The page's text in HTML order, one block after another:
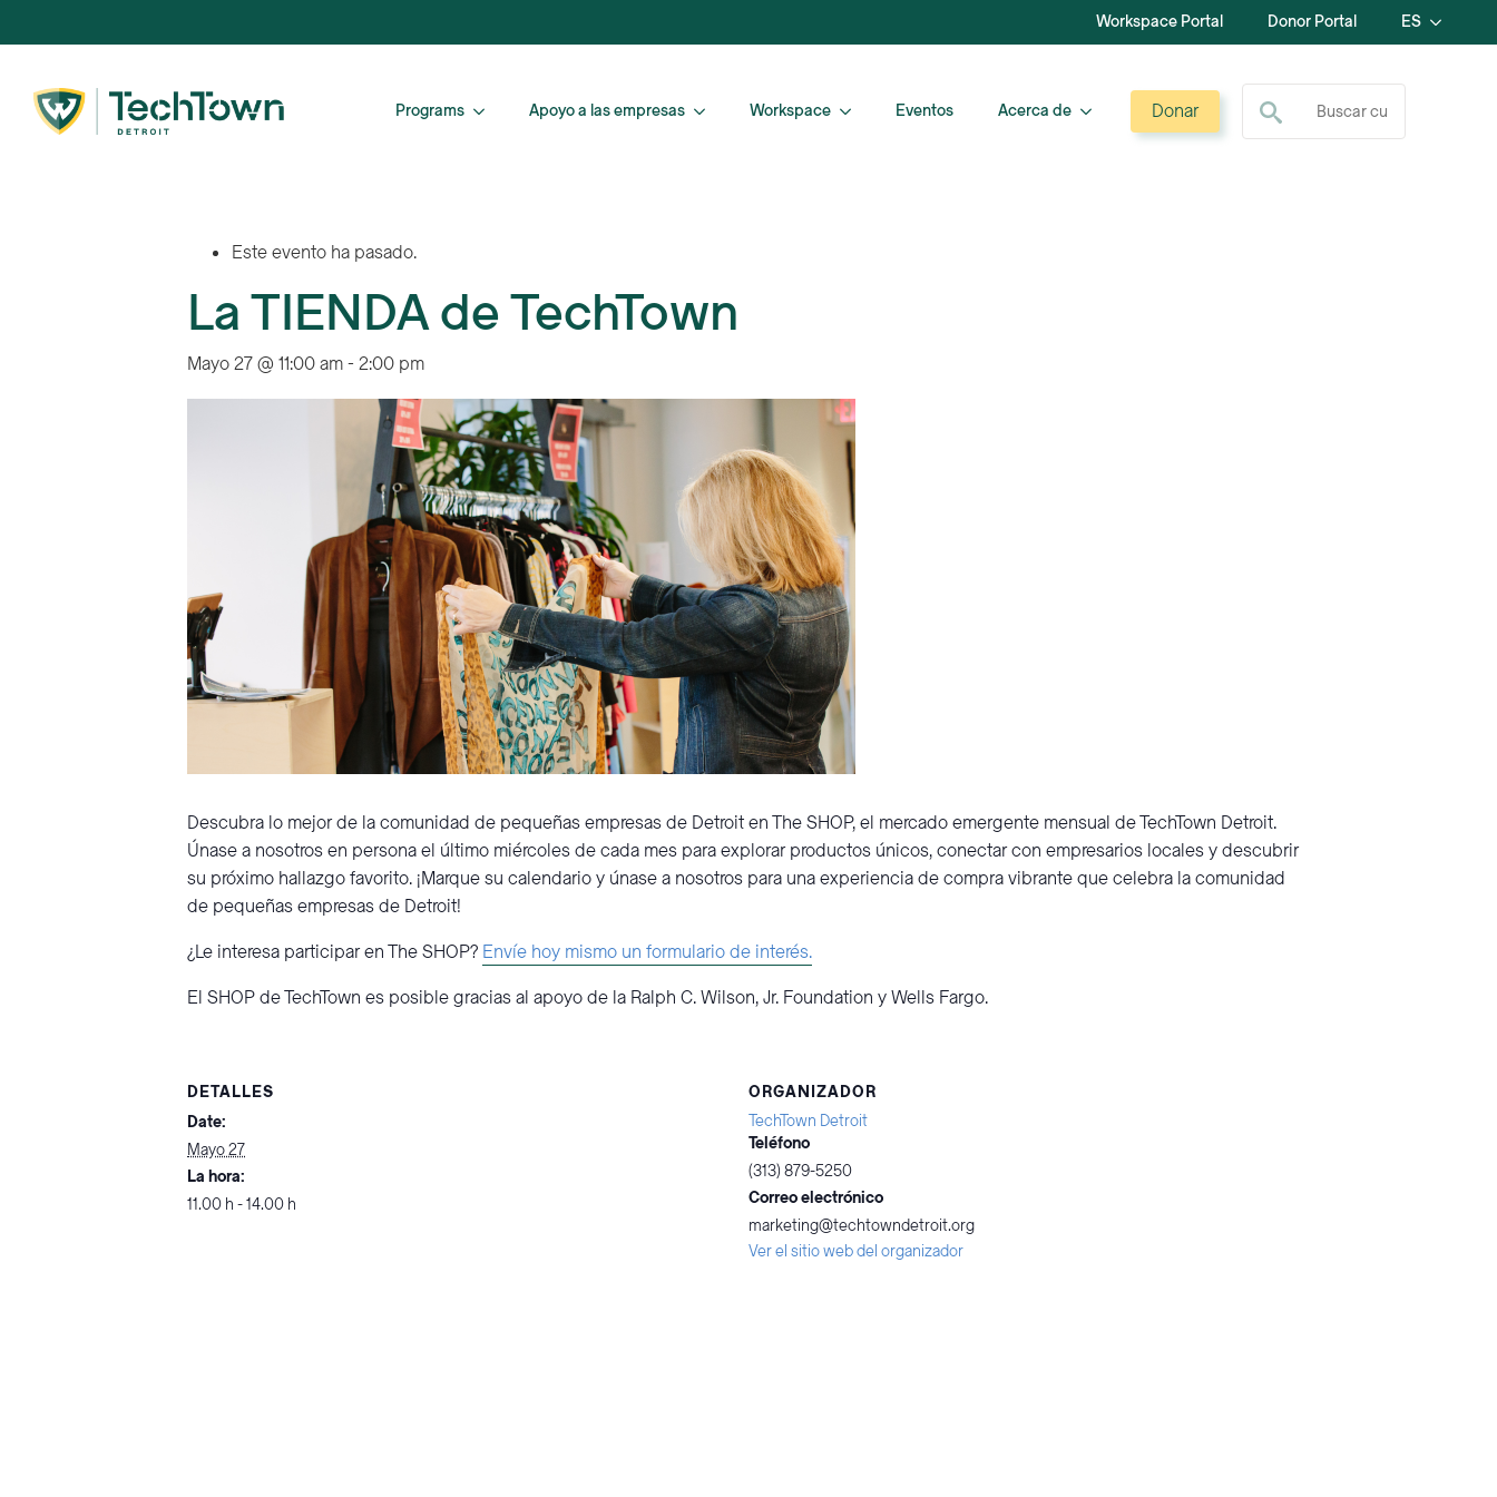
Workspace Portal Donor Portal ES
Programs Apoyo a las empresas Workspace Eventos Acerca de Donar
Buscar:
Este evento ha pasado.
La TIENDA de TechTown
Mayo 27 @ 11:00 am- 2:00 pm
Descubra lo mejor de la comunidad de pequeñas empresas de Detroit en The SHOP, el mercado emergente mensual de TechTown Detroit.
Únase a nosotros en persona el último miércoles de cada mes para explorar productos únicos, conectar con empresarios locales y descubrir
su próximo hallazgo favorito. ¡Marque su calendario y únase a nosotros para una experiencia de compra vibrante que celebra la comunidad
de pequeñas empresas de Detroit!
¿Le interesa participar en The SHOP? Envíe hoy mismo un formulario de interés.
El SHOP de TechTown es posible gracias al apoyo de la Ralph C. Wilson, Jr. Foundation y Wells Fargo.
DETALLES
Date:
Mayo 27
La hora:
11.00 h - 14.00 h
ORGANIZADOR
TechTown Detroit
Teléfono
(313) 879-5250
Correo electrónico
marketing@techtowndetroit.org
Ver el sitio web del organizador